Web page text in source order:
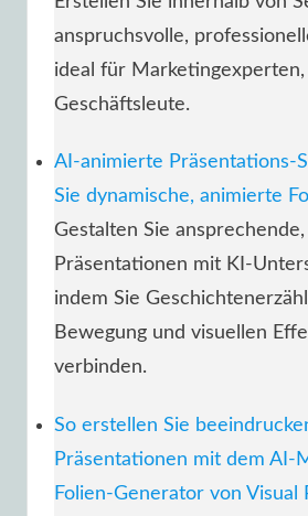
anspruchsvolle,
ideal für
Geschäftsleute.
AI-animierte Präsentations-
Sie dynamische, animierte
Gestalten Sie
Präsentationen mit KI-
indem Sie
Bewegung und visuellen
verbinden.
So erstellen Sie
Präsentationen mit dem AI-
Folien-Generator von Visual